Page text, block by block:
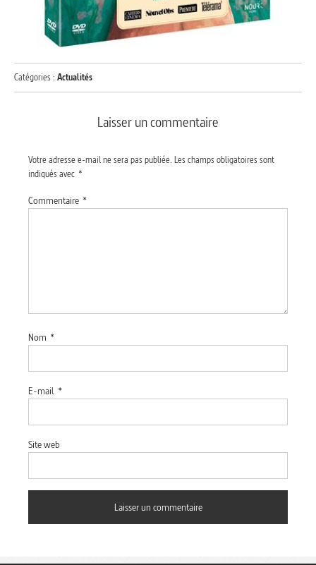
Catégories : Actualités
Laisser un commentaire
Votre adresse e-mail ne sera pas publiée. Les champs obligatoires sont
indiqués avec *
Commentaire *
Nom *
E-mail *
Site web